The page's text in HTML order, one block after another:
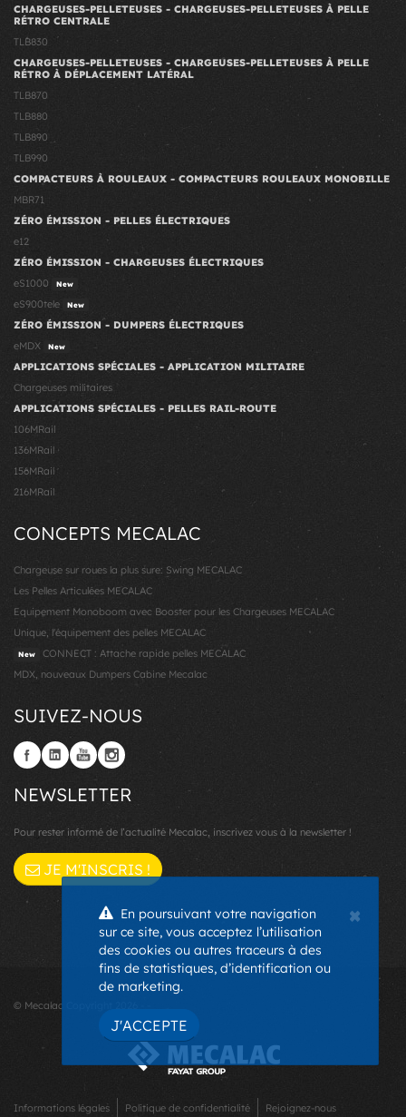
CHARGEUSES-PELLETEUSES - CHARGEUSES-PELLETEUSES À PELLE
RÉTRO CENTRALE
TLB830
CHARGEUSES-PELLETEUSES - CHARGEUSES-PELLETEUSES À PELLE
RÉTRO À DÉPLACEMENT LATÉRAL
TLB870
TLB880
TLB890
TLB990
COMPACTEURS À ROULEAUX - COMPACTEURS ROULEAUX MONOBILLE
MBR71
ZÉRO ÉMISSION - PELLES ÉLECTRIQUES
e12
ZÉRO ÉMISSION - CHARGEUSES ÉLECTRIQUES
eS1000
New
eS900tele New
ZÉRO ÉMISSION - DUMPERS ÉLECTRIQUES
eMDX
New
APPLICATIONS SPÉCIALES - APPLICATION MILITAIRE
Chargeuses militaires
APPLICATIONS SPÉCIALES - PELLES RAIL-ROUTE
106MRail
136MRail
156MRail
216MRail
CONCEPTS MECALAC
Chargeuse sur roues la plus sure: Swing MECALAC
Les Pelles Articulées MECALAC
Equipement Monoboom avec Booster pour les Chargeuses MECALAC
Unique, l'équipement des pelles MECALAC
New
CONNECT : Attache rapide pelles MECALAC
MDX, nouveaux Dumpers Cabine Mecalac
SUIVEZ-NOUS
NEWSLETTER
Pour rester informé de l’actualité Mecalac, inscrivez vous à la newsletter !
JE M'INSCRIS !
© Mecalac Copyright 2026 - -
Informations légales Politique de confidentialité Rejoignez-nous
×
En poursuivant votre navigation
sur ce site, vous acceptez l’utilisation
des cookies ou autres traceurs à des
fins de statistiques, d’identification ou
de marketing.
J'ACCEPTE